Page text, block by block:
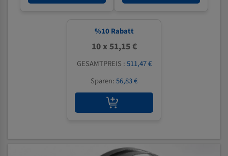
%10 Rabatt
10 x 51,15 €
GESAMTPREIS :511,47 €
Sparen:56,83 €